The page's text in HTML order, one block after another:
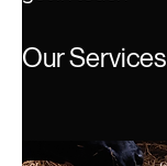
Our Services